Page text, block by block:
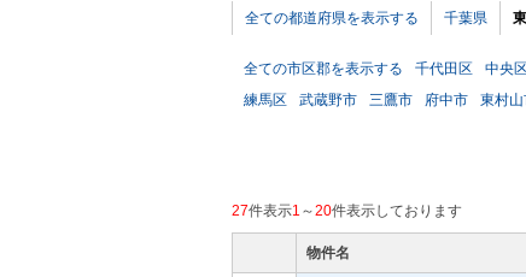
全ての都道府県を表示する 千葉県
全ての市区郡を表示する 千代田区 中央区
練馬区
武蔵野市 三鷹市 府中市 東村
27件表示1 ～20件表示しております
物件名